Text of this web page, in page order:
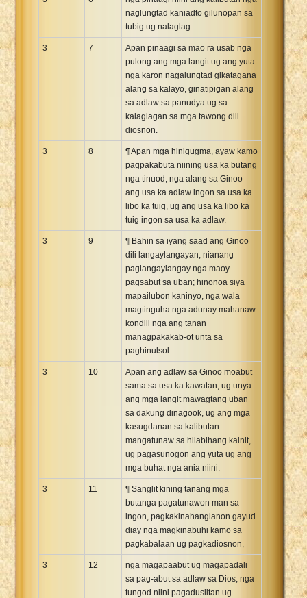
naglungtad kaniadto gilunopan sa
tubig ug nalaglag.
3 7
Apan pinaagi sa mao ra usab nga
pulong ang mga langit ug ang yuta
nga karon nagalungtad gikatagana
alang sa kalayo, ginatipigan alang
sa adlaw sa panudya ug sa
kalaglagan sa mga tawong dili
diosnon.
3 8
¶ Apan mga hinigugma, ayaw kamo
pagpakabuta niining usa ka butang
nga tinuod, nga alang sa Ginoo
ang usa ka adlaw ingon sa usa ka
libo ka tuig, ug ang usa ka libo ka
tuig ingon sa usa ka adlaw.
3 9
¶ Bahin sa iyang saad ang Ginoo
dili langaylangayan, nianang
paglangaylangay nga maoy
pagsabut sa uban; hinonoa siya
mapailubon kaninyo, nga wala
magtinguha nga adunay mahanaw
kondili nga ang tanan
managpakakab-ot unta sa
paghinulsol.
3 10
Apan ang adlaw sa Ginoo moabut
sama sa usa ka kawatan, ug unya
ang mga langit mawagtang uban
sa dakung dinagook, ug ang mga
kasugdanan sa kalibutan
mangatunaw sa hilabihang kainit,
ug pagasunogon ang yuta ug ang
mga buhat nga ania niini.
3 11
¶ Sanglit kining tanang mga
butanga pagatunawon man sa
ingon, pagkakinahanglanon gayud
diay nga magkinabuhi kamo sa
pagkabalaan ug pagkadiosnon,
3 12
nga magapaabut ug magapadali
sa pag-abut sa adlaw sa Dios, nga
tungod niini pagaduslitan ug